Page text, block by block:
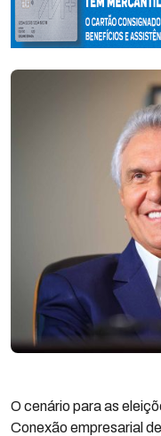
O cenário para as
Conexão empresarial